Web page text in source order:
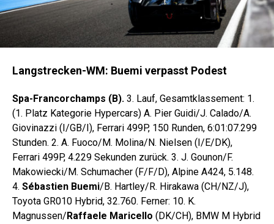
Langstrecken-WM: Buemi verpasst Podest
Spa-Francorchamps (B). 3. Lauf, Gesamtklassement: 1.
(1. Platz Kategorie Hypercars) A. Pier Guidi/J. Calado/A.
Giovinazzi (I/GB/I), Ferrari 499P, 150 Runden, 6:01:07.299
Stunden. 2. A. Fuoco/M. Molina/N. Nielsen (I/E/DK),
Ferrari 499P, 4.229 Sekunden zurück. 3. J. Gounon/F.
Makowiecki/M. Schumacher (F/F/D), Alpine A424, 5.148.
4. Sébastien Buemi/B. Hartley/R. Hirakawa (CH/NZ/J),
Toyota GR010 Hybrid, 32.760. Ferner: 10. K.
Magnussen/ Raffaele Maricello (DK/CH), BMW M Hybrid